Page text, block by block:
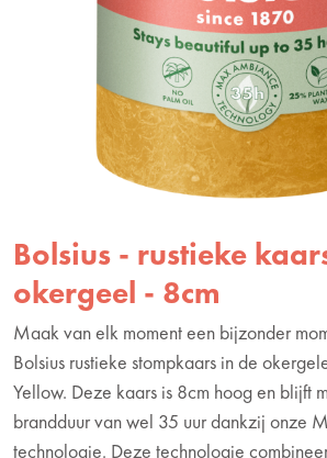
Bolsius - rustieke
okergeel - 8cm
Maak van elk moment een bijzonder
Bolsius rustieke stompkaars in de
Yellow. Deze kaars is 8cm hoog en blijft
brandduur van wel 35 uur dankzij onze
technologie. Deze technologie